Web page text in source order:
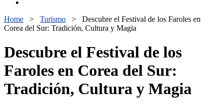
Home > Turismo > Descubre el Festival de los Faroles en
Corea del Sur: Tradición, Cultura y Magia
Descubre el Festival de los
Faroles en Corea del Sur:
Tradición, Cultura y Magia